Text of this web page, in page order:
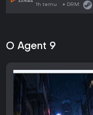
1h temu DRM:
O Agent 9